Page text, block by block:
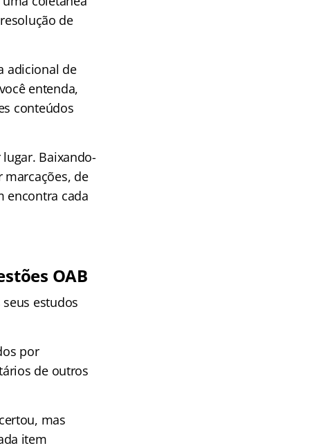
de
adicional de
entenda,
conteúdos
Baixando-
de
encontra cada
OAB
estudos
por
de outros
mas
item